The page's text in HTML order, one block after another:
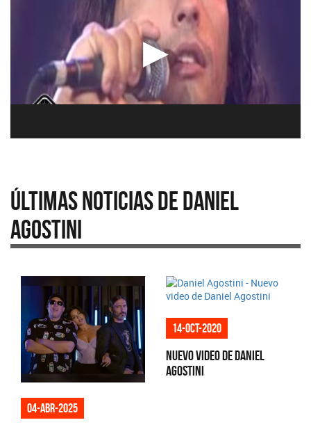
Últimas Noticias de Daniel
Agostini
04-abr-2025
14-oct-2020
Nuevo video de Daniel
Agostini